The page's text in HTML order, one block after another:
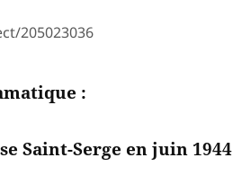
205023036
:
Saint-Serge en juin 1944